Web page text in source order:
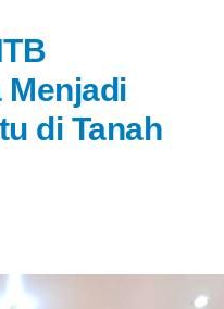
Menjadi
di Tanah